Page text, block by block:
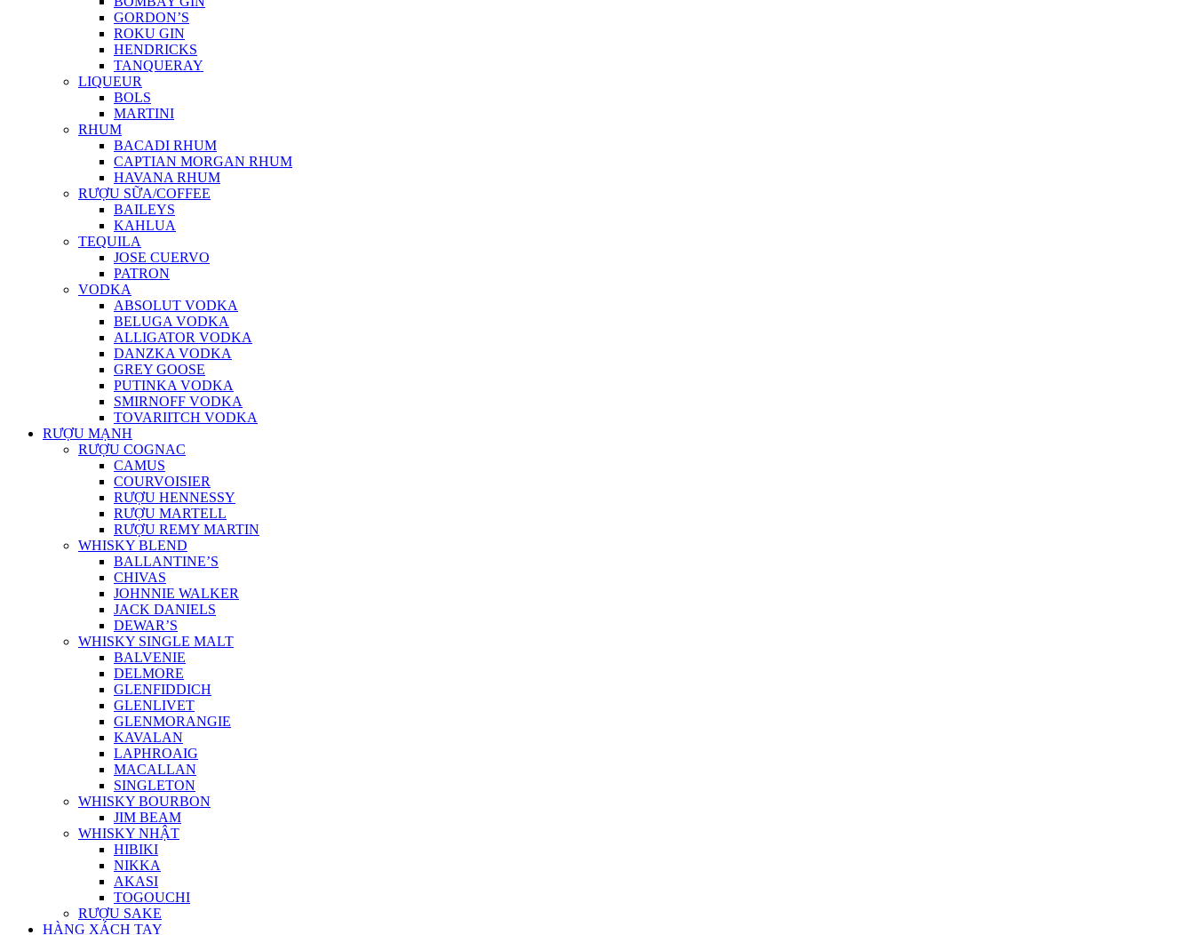
GORDON’S
ROKU GIN
HENDRICKS
TANQUERAY
LIQUEUR
BOLS
MARTINI
RHUM
BACADI RHUM
CAPTIAN MORGAN RHUM
HAVANA RHUM
RƯỢU SỮA/COFFEE
BAILEYS
KAHLUA
TEQUILA
JOSE CUERVO
PATRON
VODKA
ABSOLUT VODKA
BELUGA VODKA
ALLIGATOR VODKA
DANZKA VODKA
GREY GOOSE
PUTINKA VODKA
SMIRNOFF VODKA
TOVARIITCH VODKA
RƯỢU MẠNH
RƯỢU COGNAC
CAMUS
COURVOISIER
RƯỢU HENNESSY
RƯỢU MARTELL
RƯỢU REMY MARTIN
WHISKY BLEND
BALLANTINE’S
CHIVAS
JOHNNIE WALKER
JACK DANIELS
DEWAR’S
WHISKY SINGLE MALT
BALVENIE
DELMORE
GLENFIDDICH
GLENLIVET
GLENMORANGIE
KAVALAN
LAPHROAIG
MACALLAN
SINGLETON
WHISKY BOURBON
JIM BEAM
WHISKY NHẬT
HIBIKI
NIKKA
AKASI
TOGOUCHI
RƯỢU SAKE
HÀNG XÁCH TAY